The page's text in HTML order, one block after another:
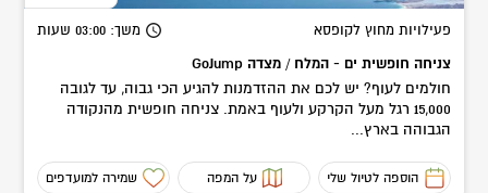
פעילויות מחוץ לקופסא משך: 03:00 שעות
צניחה חופשית ים - המלח / מצדה GoJump
חולמים לעוף? יש לכם את ההזדמנות להגיע הכי גבוה, עד לגובה
15,000 רגל מעל הקרקע ולעוף באמת. צניחה חופשית מהנקודה
הגבוהה בארץ...
הוספה לטיול שלי על המפה שמירה למועדפים